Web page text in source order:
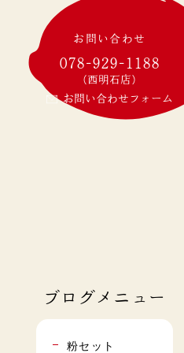
お問い合わせ
078-929-1188
(西明石店)
お問い合わせフォーム
ブログメニュー
粉セット